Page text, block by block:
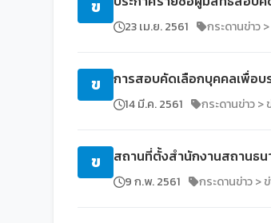
ข
23 เม.ย. 2561 กระดานข่าว
ข การสอบคัดเลือกบุคคลเพื่อ
14 มี.ค. 2561 กระดานข่าว
ข สถานที่ตั้งสำนักงานสถานธ
9 ก.พ. 2561 กระดานข่าว >